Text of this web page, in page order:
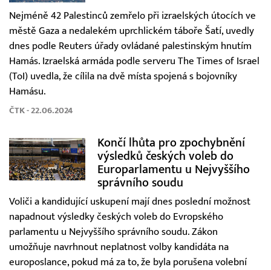
Nejméně 42 Palestinců zemřelo při izraelských útocích ve
městě Gaza a nedalekém uprchlickém táboře Šatí, uvedly
dnes podle Reuters úřady ovládané palestinským hnutím
Hamás. Izraelská armáda podle serveru The Times of Israel
(ToI) uvedla, že cílila na dvě místa spojená s bojovníky
Hamásu.
ČTK - 22.06.2024
Končí lhůta pro zpochybnění
výsledků českých voleb do
Europarlamentu u Nejvyššího
správního soudu
Voliči a kandidující uskupení mají dnes poslední možnost
napadnout výsledky českých voleb do Evropského
parlamentu u Nejvyššího správního soudu. Zákon
umožňuje navrhnout neplatnost volby kandidáta na
europoslance, pokud má za to, že byla porušena volební